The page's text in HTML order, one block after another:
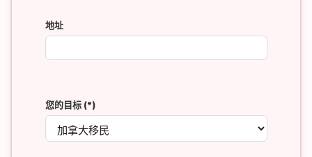
地址
您的目标 (*)